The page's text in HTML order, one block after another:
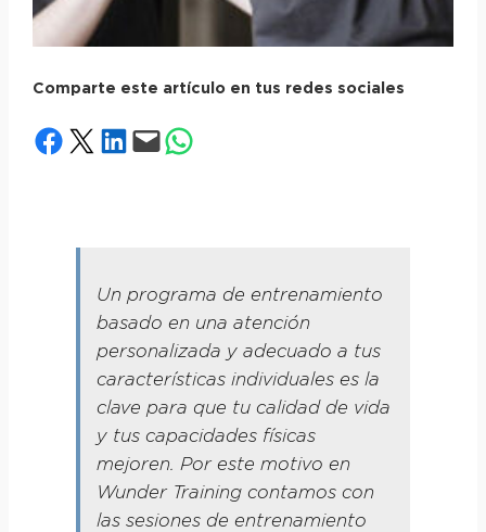
Comparte este artículo en tus redes sociales
Compartir en Facebook
Compartir en X Compartir en LinkedIn
Envía esta página por correo electrónico
Compartir en WhatsApp
Un programa de entrenamiento
basado en una atención
personalizada y adecuado a tus
características individuales es la
clave para que tu calidad de vida
y tus capacidades físicas
mejoren. Por este motivo en
Wunder Training contamos con
las sesiones de entrenamiento